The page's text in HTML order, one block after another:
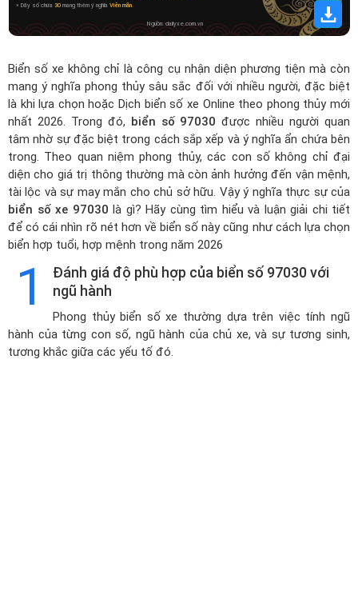
» Dãy số chứa 30 mang thêm ý nghĩa Viên mãn.
Nguồn: dailyxe.com.vn
Biển số xe không chỉ là công cụ nhận diện phương tiện mà còn
mang ý nghĩa phong thủy sâu sắc đối với nhiều người, đặc biệt
là khi lựa chọn hoặcDịch biển số xe Online theo phong thủy mới
nhất 2026. Trong đó, biển số 97030 được nhiều người quan
tâm nhờ sự đặc biệt trong cách sắp xếp và ý nghĩa ẩn chứa bên
trong. Theo quan niệm phong thủy, các con số không chỉ đại
diện cho giá trị thông thường mà còn ảnh hưởng đến vận mệnh,
tài lộc và sự may mắn cho chủ sở hữu. Vậy ý nghĩa thực sự của
biển số xe 97030 là gì? Hãy cùng tìm hiểu và luận giải chi tiết
để có cái nhìn rõ nét hơn về biển số này cũng như cách lựa chọn
biển hợp tuổi, hợp mệnh trong năm 2026
1
Đánh giá độ phù hợp của biển số 97030 với
ngũ hành
Phong thủy biển số xe thường dựa trên việc tính ngũ
hành của từng con số, ngũ hành của chủ xe, và sự tương sinh,
tương khắc giữa các yếu tố đó.